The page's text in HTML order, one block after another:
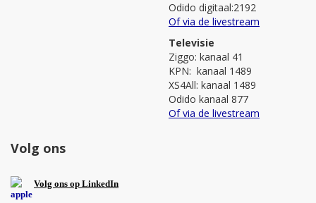
Odido digitaal:2192
Of via de livestream
Televisie
Ziggo: kanaal 41
KPN: kanaal 1489
XS4All: kanaal 1489
Odido kanaal 877
Of via de livestream
Volg ons
Volg ons op LinkedIn